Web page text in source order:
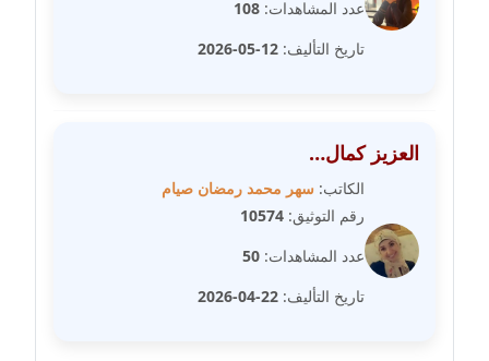
مدونة سامح طلعت
عاملة
مدونة سحر أبو العلا
مدونة سحر حسب الله
عاملة
عدد المشاهدات: 108
تاريخ التأليف: 12-05-2026
العزيز كمال…
الكاتب: سهر محمد رمضان صيام
رقم التوثيق: 10574
عدد المشاهدات: 50
تاريخ التأليف: 22-04-2026